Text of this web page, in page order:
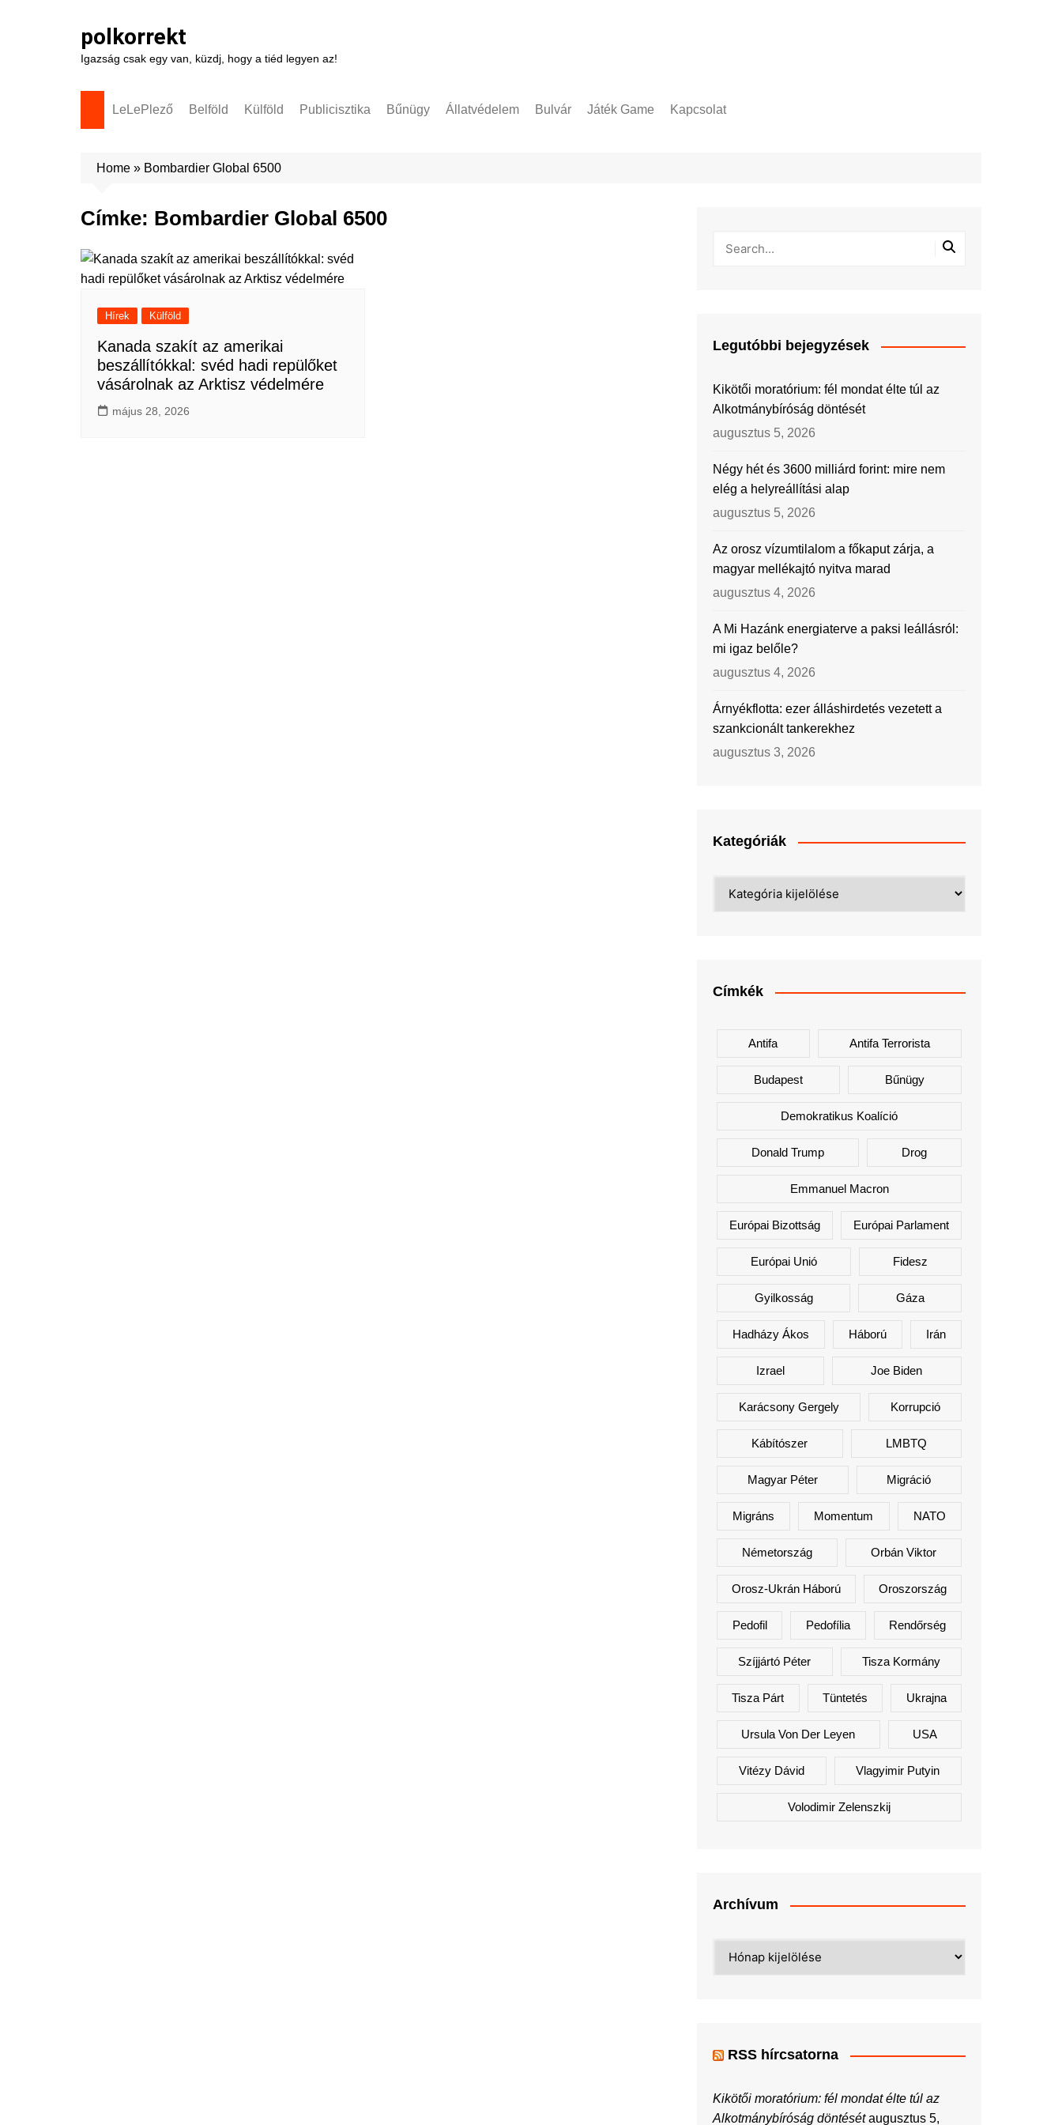
polkorrekt
Igazság csak egy van, küzdj, hogy a tiéd legyen az!
LeLePlező Belföld Külföld Publicisztika Bűnügy Állatvédelem Bulvár Játék Game Kapcsolat
Home » Bombardier Global 6500
Címke: Bombardier Global 6500
Hírek Külföld
Kanada szakít az amerikai
beszállítókkal: svéd hadi repülőket
vásárolnak az Arktisz védelmére
május 28, 2026
Legutóbbi bejegyzések
Kikötői moratórium: fél mondat élte túl az
Alkotmánybíróság döntését
augusztus 5, 2026
Négy hét és 3600 milliárd forint: mire nem
elég a helyreállítási alap
augusztus 5, 2026
Az orosz vízumtilalom a főkaput zárja, a
magyar mellékajtó nyitva marad
augusztus 4, 2026
A Mi Hazánk energiaterve a paksi leállásról:
mi igaz belőle?
augusztus 4, 2026
Árnyékflotta: ezer álláshirdetés vezetett a
szankcionált tankerekhez
augusztus 3, 2026
Kategóriák
Címkék
Antifa Antifa Terrorista
Budapest Bűnügy
Demokratikus Koalíció
Donald Trump Drog
Emmanuel Macron
Európai Bizottság Európai Parlament
Európai Unió Fidesz
Gyilkosság Gáza
Hadházy Ákos Háború Irán
Izrael Joe Biden
Karácsony Gergely Korrupció
Kábítószer LMBTQ
Magyar Péter Migráció
Migráns Momentum NATO
Németország Orbán Viktor
Orosz-Ukrán Háború Oroszország
Pedofil Pedofília Rendőrség
Szíjjártó Péter Tisza Kormány
Tisza Párt Tüntetés Ukrajna
Ursula Von Der Leyen USA
Vitézy Dávid Vlagyimir Putyin
Volodimir Zelenszkij
Archívum
RSS hírcsatorna
Kikötői moratórium: fél mondat élte túl az
Alkotmánybíróság döntését augusztus 5,